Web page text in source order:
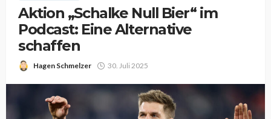
Aktion „Schalke Null Bier“ im
Podcast: Eine Alternative
schaffen
Hagen Schmelzer 30. Juli 2025